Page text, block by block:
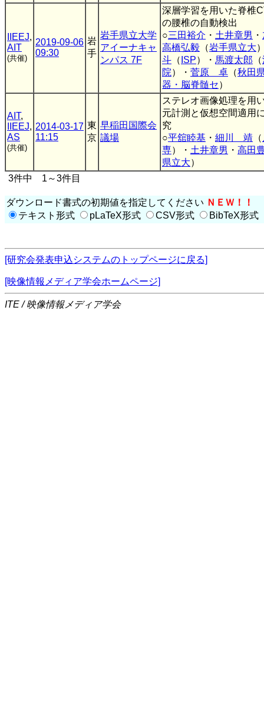
IIEEJ,
AIT
(共催)
2019-09-06
09:30
岩
手
岩手県立大学
アイーナキャ
ンパス 7F
深層学習を用いた脊椎
の腰椎の自動検出
○三田裕介 ・ 土井章男 ・
高橋弘毅 （岩手県立大
斗 （ ISP）・ 馬渡太郎 （
院）・ 菅原 卓 （秋田
器・脳脊髄セ）
AIT,
IIEEJ,
AS
(共催)
2014-03-17
11:15
東
京
早稲田国際会
議場
ステレオ画像処理を用
元計測と仮想空間適用
究
○平舘睦基 ・ 細川 靖 （
専）・ 土井章男 ・ 高田
県立大）
3件中 1～3件目
ダウンロード書式の初期値を指定してください ＮＥＷ！！
テキスト形式
pLaTeX形式 CSV形式 BibTeX形式
[研究会発表申込システムのトップページに戻る]
[映像情報メディア学会ホームページ]
ITE / 映像情報メディア学会